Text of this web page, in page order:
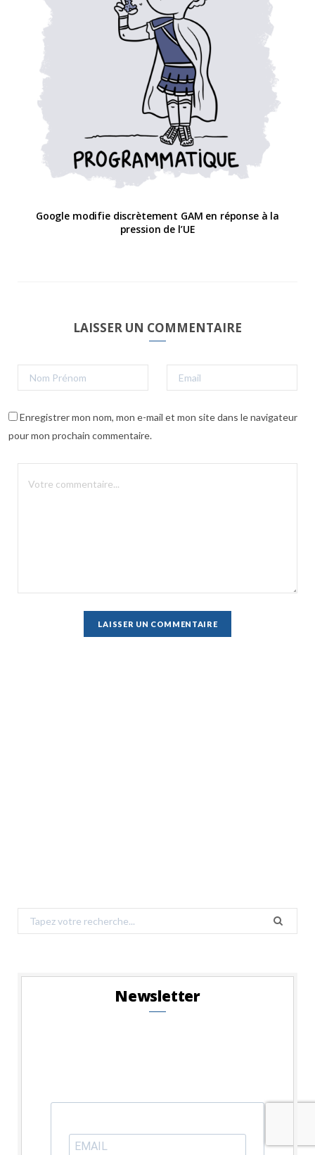
Google modifie discrètement GAM en réponse à la
pression de l’UE
LAISSER UN COMMENTAIRE
Enregistrer mon nom, mon e-mail et mon site dans le navigateur
pour mon prochain commentaire.
Search
for:
Newsletter